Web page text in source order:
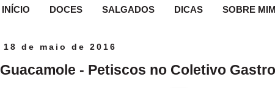
INÍCIO DOCES SALGADOS DICAS SOBRE MIM
18 de maio de 2016
Guacamole - Petiscos no Coletivo